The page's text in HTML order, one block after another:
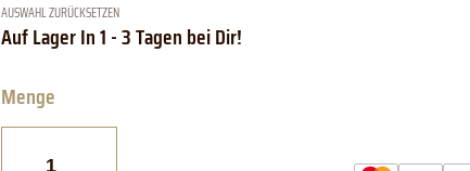
AUSWAHL ZURÜCKSETZEN
Selektion
Edel
Wacholder